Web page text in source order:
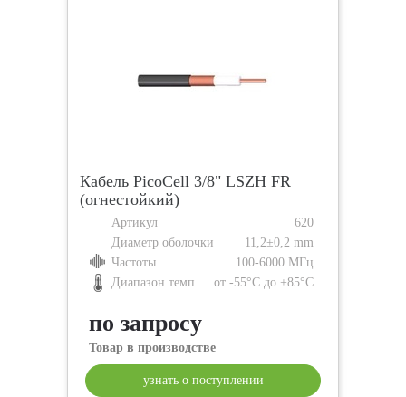
Кабель PicoCell 3/8" LSZH FR
(огнестойкий)
Артикул
620
Диаметр оболочки
11,2±0,2 mm
Частоты
100-6000 МГц
Диапазон темп.
от -55°С до +85°С
по запросу
Товар в производстве
узнать о поступлении